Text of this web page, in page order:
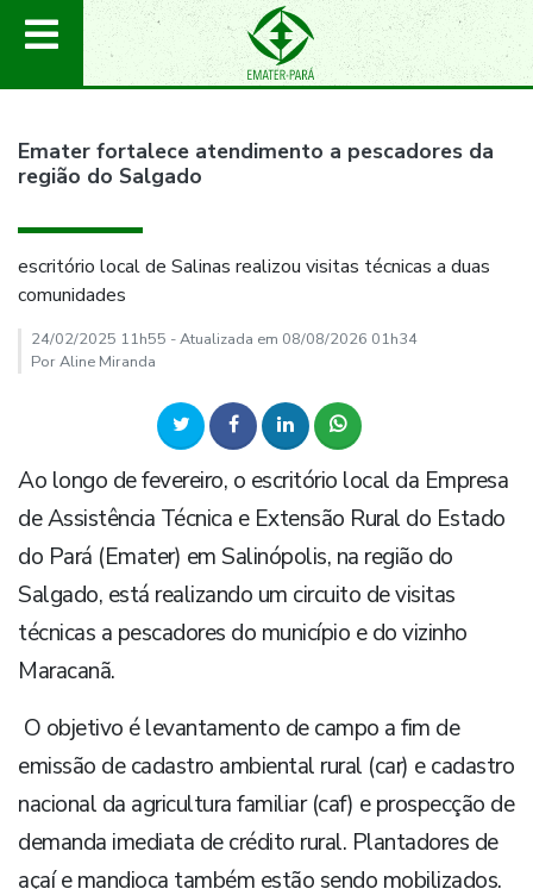
Emater fortalece atendimento a pescadores da
região do Salgado
escritório local de Salinas realizou visitas técnicas a duas
comunidades
24/02/2025 11h55 - Atualizada em 08/08/2026 01h34
Por Aline Miranda
Ao longo de fevereiro, o escritório local da Empresa
de Assistência Técnica e Extensão Rural do Estado
do Pará (Emater) em Salinópolis, na região do
Salgado, está realizando um circuito de visitas
técnicas a pescadores do município e do vizinho
Maracanã.
O objetivo é levantamento de campo a fim de
emissão de cadastro ambiental rural (car) e cadastro
nacional da agricultura familiar (caf) e prospecção de
demanda imediata de crédito rural. Plantadores de
açaí e mandioca também estão sendo mobilizados.